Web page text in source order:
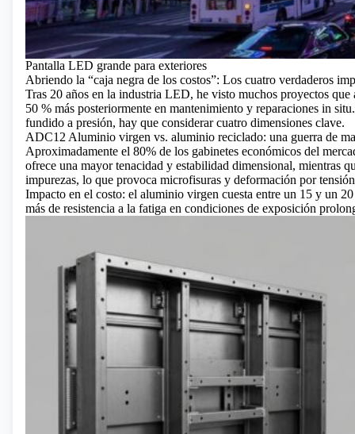
Pantalla LED grande para exteriores
Abriendo la “caja negra de los costos”: Los cuatro verdaderos
Tras 20 años en la industria LED, he visto muchos proyectos
50 % más posteriormente en mantenimiento y reparaciones in
fundido a presión, hay que considerar cuatro dimensiones clave.
ADC12 Aluminio virgen vs. aluminio reciclado: una guerra de
Aproximadamente el 80% de los gabinetes económicos del
ofrece una mayor tenacidad y estabilidad dimensional, mientras
impurezas, lo que provoca microfisuras y deformación por
Impacto en el costo: el aluminio virgen cuesta entre un 15 y un
más de resistencia a la fatiga en condiciones de exposición